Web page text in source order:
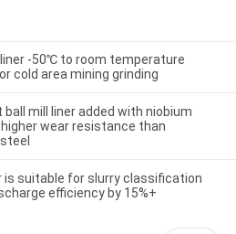
-50℃ to room temperature
cold area mining grinding
mill liner added with niobium
wear resistance than
is suitable for slurry classification
efficiency by 15%+